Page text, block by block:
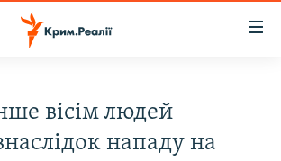
вісім людей
нападу на